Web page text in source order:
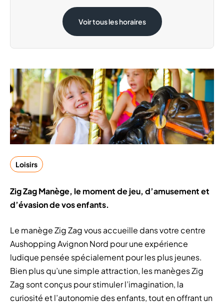
Samedi 15 Août 08:30 - 20:00
Voir tous les horaires
Loisirs
Zig Zag Manège, le moment de jeu, d’amusement et
d’évasion de vos enfants.
Le manège Zig Zag vous accueille dans votre centre
Aushopping Avignon Nord pour une expérience
ludique pensée spécialement pour les plus jeunes.
Bien plus qu’une simple attraction, les manèges Zig
Zag sont conçus pour stimuler l’imagination, la
curiosité et l’autonomie des enfants, tout en offrant un